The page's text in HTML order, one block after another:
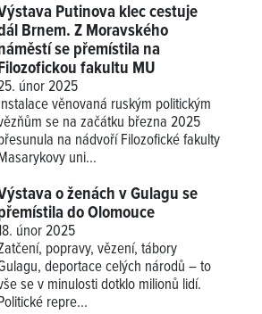
Putinova klec cestuje
Brnem. Z Moravského
se přemístila na
fakultu MU
únor 2025
věnovaná ruským politickým
se na začátku března 2025
na nádvoří Filozofické fakulty
uni...
o ženách v Gulagu se
do Olomouce
únor 2025
popravy, vězení, tábory
deportace celých národů – to
se v minulosti dotklo milionů lidí.
repre...